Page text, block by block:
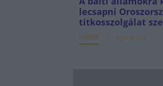
lecsapni
titkosszolgálat
HÍREK egy órája